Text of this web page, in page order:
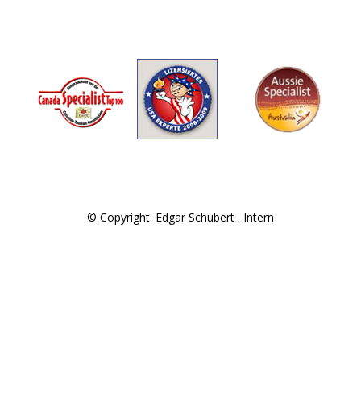
© Copyright: Edgar Schubert . Intern